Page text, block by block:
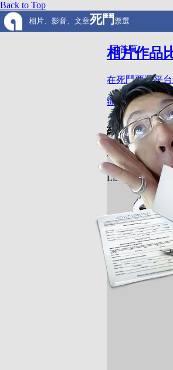
Back to Top
相片、影音、文章死鬥 票選
回首頁
相片作品
在死鬥票選平
辦投票
綁定Line
一鍵登入即可
Line投票